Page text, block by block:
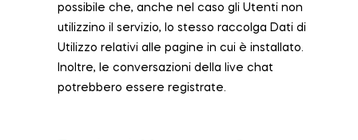
possibile che, anche nel caso gli Utenti non
utilizzino il servizio, lo stesso raccolga Dati di
Utilizzo relativi alle pagine in cui è installato.
Inoltre, le conversazioni della live chat
potrebbero essere registrate.